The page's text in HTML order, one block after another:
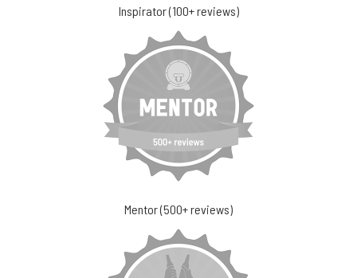
Inspirator (100+ reviews)
Mentor (500+ reviews)